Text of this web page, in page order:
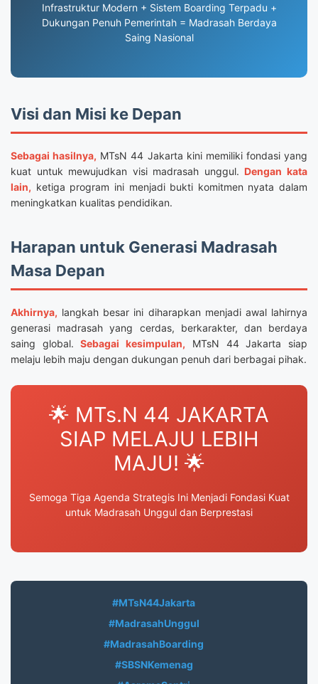
Infrastruktur Modern + Sistem Boarding Terpadu +
Dukungan Penuh Pemerintah = Madrasah Berdaya
Saing Nasional
Visi dan Misi ke Depan
Sebagai hasilnya, MTsN 44 Jakarta kini memiliki fondasi yang
kuat untuk mewujudkan visi madrasah unggul.Dengan kata
lain, ketiga program ini menjadi bukti komitmen nyata dalam
meningkatkan kualitas pendidikan.
Harapan untuk Generasi Madrasah
Masa Depan
Akhirnya, langkah besar ini diharapkan menjadi awal lahirnya
generasi madrasah yang cerdas, berkarakter, dan berdaya
saing global.Sebagai kesimpulan, MTsN 44 Jakarta siap
melaju lebih maju dengan dukungan penuh dari berbagai pihak.
🌟 MTs.N 44 JAKARTA
SIAP MELAJU LEBIH
MAJU! 🌟
Semoga Tiga Agenda Strategis Ini Menjadi Fondasi Kuat
untuk Madrasah Unggul dan Berprestasi
#MTsN44Jakarta
#MadrasahUnggul
#MadrasahBoarding
#SBSNKemenag